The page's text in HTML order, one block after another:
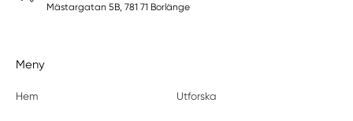
Mästargatan 5B, 781 71 Borlänge
Meny
Hem Utforska